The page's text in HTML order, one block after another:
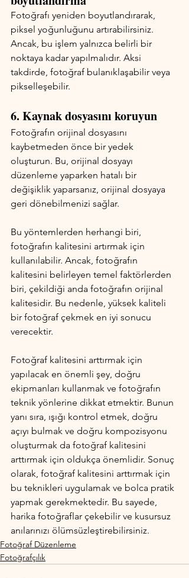
Fotoğrafı yeniden boyutlandırarak,
piksel yoğunluğunu artırabilirsiniz.
Ancak, bu işlem yalnızca belirli bir
noktaya kadar yapılmalıdır. Aksi
takdirde, fotoğraf bulanıklaşabilir veya
pikselleşebilir.
6. Kaynak dosyasını koruyun
Fotoğrafın orijinal dosyasını
kaybetmeden önce bir yedek
oluşturun. Bu, orijinal dosyayı
düzenleme yaparken hatalı bir
değişiklik yaparsanız, orijinal dosyaya
geri dönebilmenizi sağlar.
Bu yöntemlerden herhangi biri,
fotoğrafın kalitesini artırmak için
kullanılabilir. Ancak, fotoğrafın
kalitesini belirleyen temel faktörlerden
biri, çekildiği anda fotoğrafın orijinal
kalitesidir. Bu nedenle, yüksek kaliteli
bir fotoğraf çekmek en iyi sonucu
verecektir.
Fotoğraf kalitesini arttırmak için
yapılacak en önemli şey, doğru
ekipmanları kullanmak ve fotoğrafın
teknik yönlerine dikkat etmektir. Bunun
yanı sıra, ışığı kontrol etmek, doğru
açıyı bulmak ve doğru kompozisyonu
oluşturmak da fotoğraf kalitesini
arttırmak için oldukça önemlidir. Sonuç
olarak, fotoğraf kalitesini arttırmak için
bu teknikleri uygulamak ve bolca pratik
yapmak gerekmektedir. Bu sayede,
harika fotoğraflar çekebilir ve kusursuz
anılarınızı ölümsüzleştirebilirsiniz.
Fotoğraf Düzenleme
Fotoğrafçılık